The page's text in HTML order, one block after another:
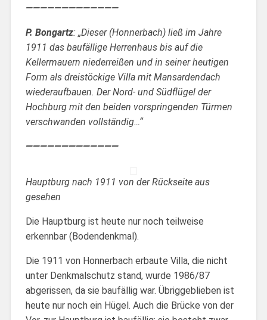
—————————————
P. Bongartz: „Dieser (Honnerbach) ließ im Jahre
1911 das baufällige Herrenhaus bis auf die
Kellermauern niederreißen und in seiner heutigen
Form als dreistöckige Villa mit Mansardendach
wiederaufbauen. Der Nord- und Südflügel der
Hochburg mit den beiden vorspringenden Türmen
verschwanden vollständig…“
—————————————
Hauptburg nach 1911 von der Rückseite aus
gesehen
Die Hauptburg ist heute nur noch teilweise
erkennbar (Bodendenkmal).
Die 1911 von Honnerbach erbaute Villa, die nicht
unter Denkmalschutz stand, wurde 1986/87
abgerissen, da sie baufällig war. Übriggeblieben ist
heute nur noch ein Hügel. Auch die Brücke von der